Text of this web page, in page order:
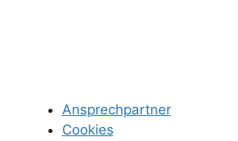
Ansprechpartner
Cookies